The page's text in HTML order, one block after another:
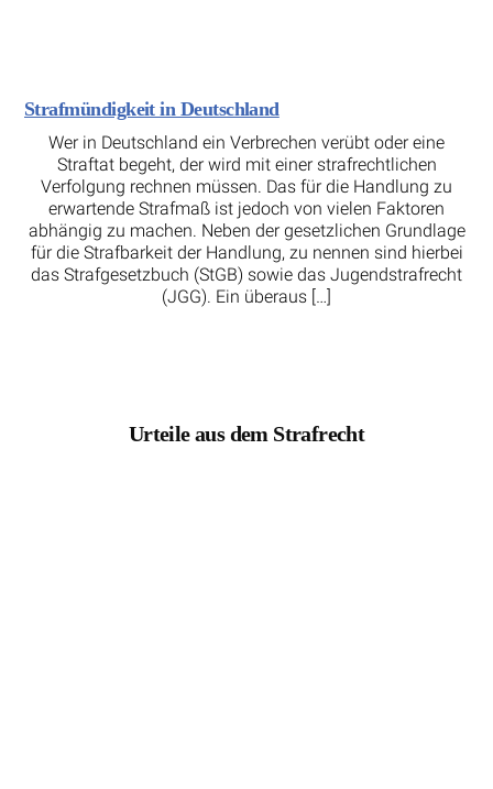
Strafmündigkeit in Deutschland
Wer in Deutschland ein Verbrechen verübt oder eine
Straftat begeht, der wird mit einer strafrechtlichen
Verfolgung rechnen müssen. Das für die Handlung zu
erwartende Strafmaß ist jedoch von vielen Faktoren
abhängig zu machen. Neben der gesetzlichen Grundlage
für die Strafbarkeit der Handlung, zu nennen sind hierbei
das Strafgesetzbuch (StGB) sowie das Jugendstrafrecht
(JGG). Ein überaus […]
Urteile aus dem Strafrecht